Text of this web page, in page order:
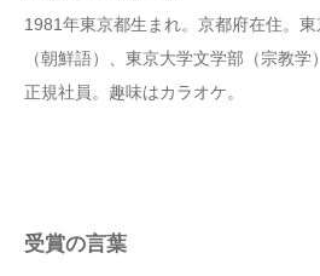
1981年東京都生まれ。京都府在住。
（朝鮮語）、東京大学文学部（宗教
正規社員。趣味はカラオケ。
受賞の言葉